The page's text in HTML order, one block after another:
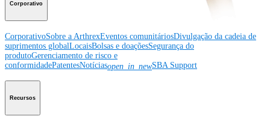
Corporativo
CorporativoSobre a ArthrexEventos comunitáriosDivulgação da cadeia de
suprimentos globalLocaisBolsas e doaçõesSegurança do
produtoGerenciamento de risco e
conformidadePatentesNotíciasopen_in_newSBA Support
Recursos